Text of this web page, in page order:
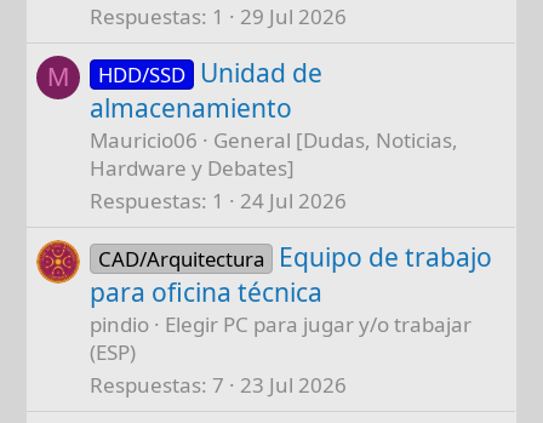
Respuestas 1 29 Jul 2026
M HDD/SSD Unidad de
almacenamiento
Mauricio06
General [Dudas, Noticias,
Hardware y Debates]
Respuestas 1 24 Jul 2026
CAD/Arquitectura
Equipo de trabajo
para oficina técnica
pindio
Elegir PC para jugar y/o trabajar
(ESP)
Respuestas 7 23 Jul 2026